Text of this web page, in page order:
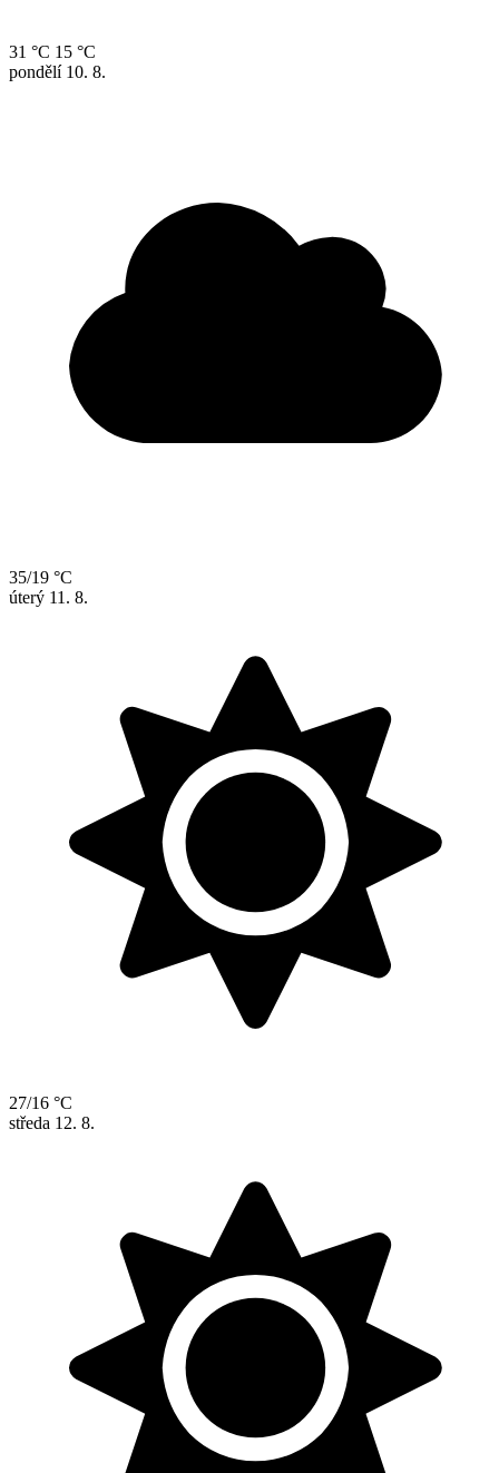
31 °C 15 °C
pondělí 10. 8.
35/19 °C
úterý 11. 8.
27/16 °C
středa 12. 8.